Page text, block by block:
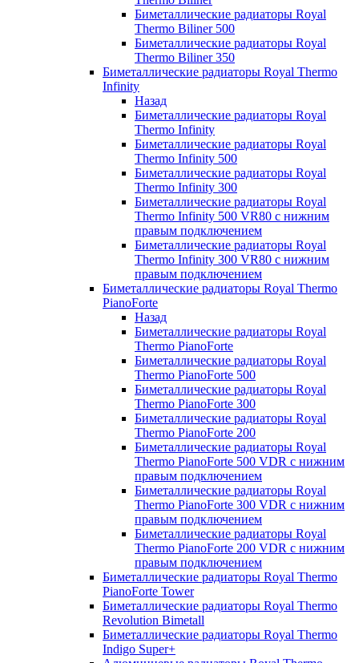
Биметаллические радиаторы Royal
Thermo Biliner 500
Биметаллические радиаторы Royal
Thermo Biliner 350
Биметаллические радиаторы Royal Thermo
Infinity
Назад
Биметаллические радиаторы Royal
Thermo Infinity
Биметаллические радиаторы Royal
Thermo Infinity 500
Биметаллические радиаторы Royal
Thermo Infinity 300
Биметаллические радиаторы Royal
Thermo Infinity 500 VR80 с нижним
правым подключением
Биметаллические радиаторы Royal
Thermo Infinity 300 VR80 с нижним
правым подключением
Биметаллические радиаторы Royal Thermo
PianoForte
Назад
Биметаллические радиаторы Royal
Thermo PianoForte
Биметаллические радиаторы Royal
Thermo PianoForte 500
Биметаллические радиаторы Royal
Thermo PianoForte 300
Биметаллические радиаторы Royal
Thermo PianoForte 200
Биметаллические радиаторы Royal
Thermo PianoForte 500 VDR с нижним
правым подключением
Биметаллические радиаторы Royal
Thermo PianoForte 300 VDR с нижним
правым подключением
Биметаллические радиаторы Royal
Thermo PianoForte 200 VDR с нижним
правым подключением
Биметаллические радиаторы Royal Thermo
PianoForte Tower
Биметаллические радиаторы Royal Thermo
Revolution Bimetall
Биметаллические радиаторы Royal Thermo
Indigo Super+